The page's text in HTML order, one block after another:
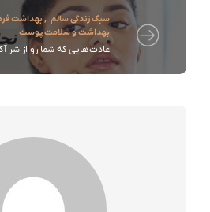
سبک زندگی سالم ,بهداشت
بهداشت و سلامت پوست
عادت‌هایی که شما رو از شر